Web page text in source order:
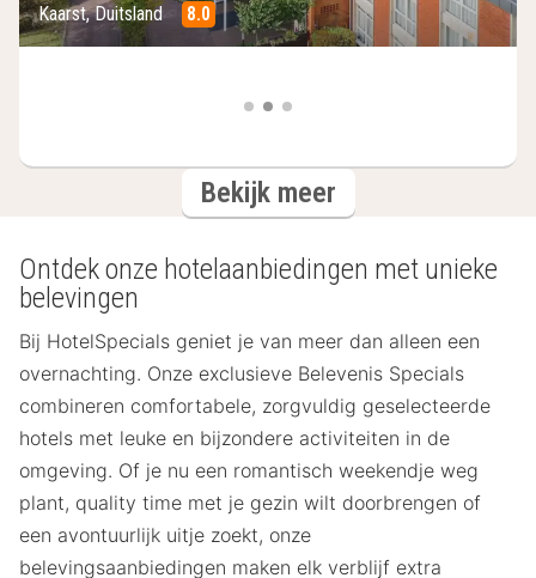
Kaarst, Duitsland 8.0
Bekijk meerhotels
Ontdek onze hotelaanbiedingen met unieke
belevingen
Bij HotelSpecials geniet je van meer dan alleen een
overnachting. Onze exclusieve Belevenis Specials
combineren comfortabele, zorgvuldig geselecteerde
hotels met leuke en bijzondere activiteiten in de
omgeving. Of je nu een romantisch weekendje weg
plant, quality time met je gezin wilt doorbrengen of
een avontuurlijk uitje zoekt, onze
belevingsaanbiedingen maken elk verblijf extra